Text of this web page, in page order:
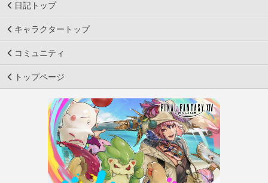
日記トップ
キャラクタートップ
コミュニティ
トップページ